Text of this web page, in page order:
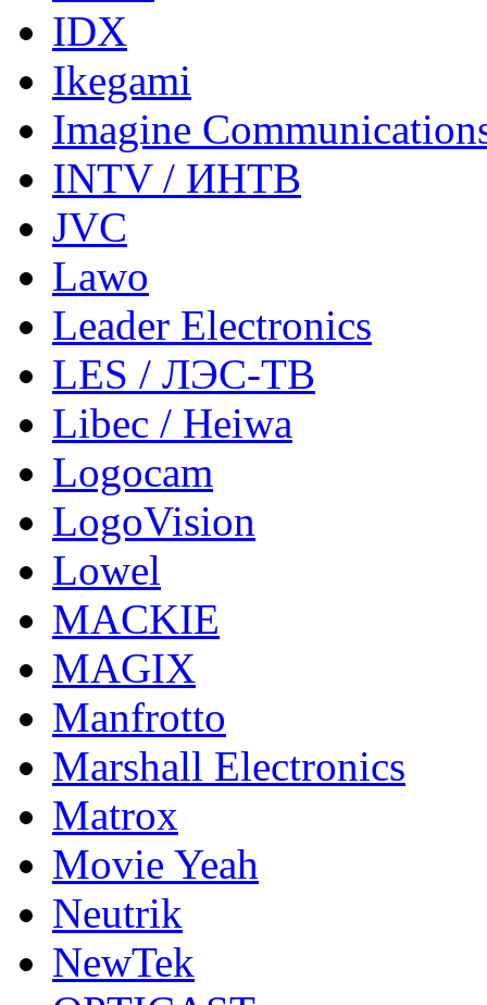
IDX
Ikegami
Imagine
INTV / ИНТВ
JVC
Lawo
Leader Electronics
LES / ЛЭС-ТВ
Libec / Heiwa
Logocam
LogoVision
Lowel
MACKIE
MAGIX
Manfrotto
Marshall Electronics
Matrox
Movie Yeah
Neutrik
NewTek